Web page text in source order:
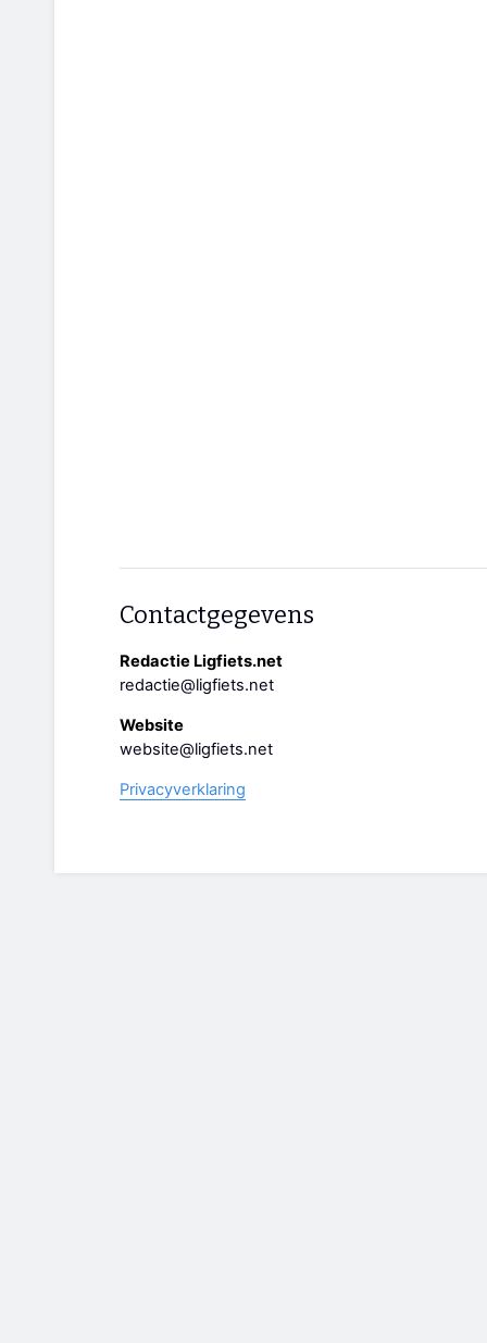
Contactgegevens
Redactie Ligfiets.net
redactie@ligfiets.net
Website
website@ligfiets.net
Privacyverklaring